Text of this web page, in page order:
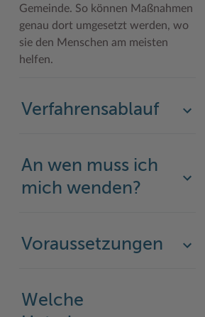
Gemeinde. So können Maßnahmen
genau dort umgesetzt werden, wo
sie den Menschen am meisten
helfen.
Verfahrensablauf
An wen muss ich
mich wenden?
Voraussetzungen
Welche